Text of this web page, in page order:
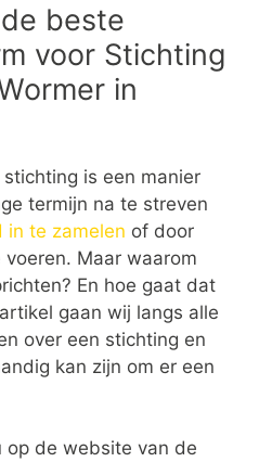
beste
voor Stichting
in
is een manier
termijn na te streven
in te zamelen of door
Maar waarom
En hoe gaat dat
gaan wij langs alle
over een stichting en
kan zijn om er een
op de website van de